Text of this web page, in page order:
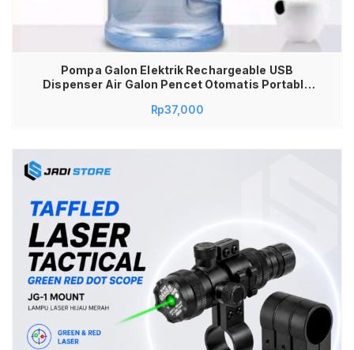
Pompa Galon Elektrik Rechargeable USB
Dispenser Air Galon Pencet Otomatis Portable
Kuat Praktis Higienis Untuk Rumah Kantor Kos
Rp37,000